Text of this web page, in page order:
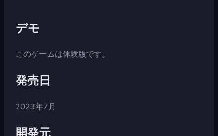
デモ
このゲームは体験版です。
発売日
2023年7月